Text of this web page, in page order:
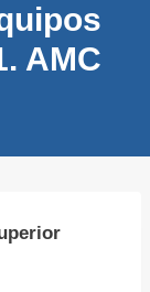
AMC